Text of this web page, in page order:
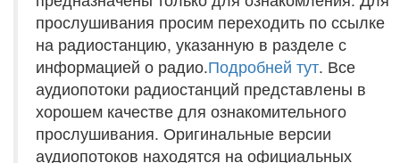
прослушивания просим переходить по ссылке
на радиостанцию, указанную в разделе с
информацией о радио.Подробней тут. Все
аудиопотоки радиостанций представлены в
хорошем качестве для ознакомительного
прослушивания. Оригинальные версии
аудиопотоков находятся на официальных